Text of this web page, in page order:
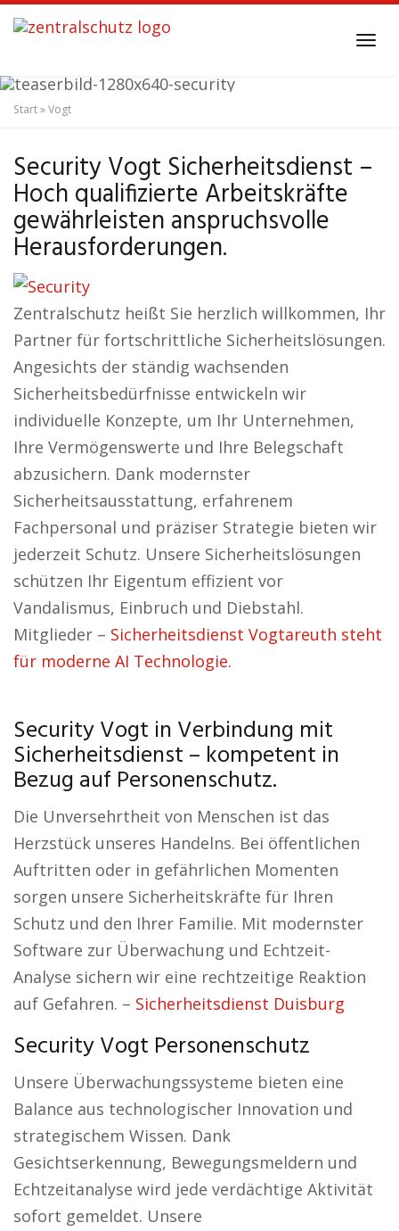
Skip
to
content
Start»Vogt
Security Vogt Sicherheitsdienst –
Hoch qualifizierte Arbeitskräfte
gewährleisten anspruchsvolle
Herausforderungen.
Zentralschutz heißt Sie herzlich willkommen, Ihr
Partner für fortschrittliche Sicherheitslösungen.
Angesichts der ständig wachsenden
Sicherheitsbedürfnisse entwickeln wir
individuelle Konzepte, um Ihr Unternehmen,
Ihre Vermögenswerte und Ihre Belegschaft
abzusichern. Dank modernster
Sicherheitsausstattung, erfahrenem
Fachpersonal und präziser Strategie bieten wir
jederzeit Schutz. Unsere Sicherheitslösungen
schützen Ihr Eigentum effizient vor
Vandalismus, Einbruch und Diebstahl.
Mitglieder – Sicherheitsdienst Vogtareuth steht
für moderne AI Technologie.
Security Vogt in Verbindung mit
Sicherheitsdienst – kompetent in
Bezug auf Personenschutz.
Die Unversehrtheit von Menschen ist das
Herzstück unseres Handelns. Bei öffentlichen
Auftritten oder in gefährlichen Momenten
sorgen unsere Sicherheitskräfte für Ihren
Schutz und den Ihrer Familie. Mit modernster
Software zur Überwachung und Echtzeit-
Analyse sichern wir eine rechtzeitige Reaktion
auf Gefahren. – Sicherheitsdienst Duisburg
Security Vogt Personenschutz
Unsere Überwachungssysteme bieten eine
Balance aus technologischer Innovation und
strategischem Wissen. Dank
Gesichtserkennung, Bewegungsmeldern und
Echtzeitanalyse wird jede verdächtige Aktivität
sofort gemeldet. Unsere